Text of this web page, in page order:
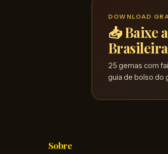
DOWNLOAD
📥 Baixe
25 gemas com
guia de bolso do
Sobre